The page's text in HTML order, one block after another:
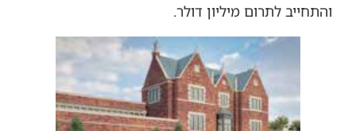
והתחייב לתרום מיליון דולר.